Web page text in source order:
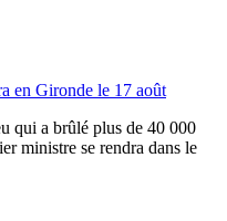
en Gironde le 17 août
qui a brûlé plus de 40 000
ministre se rendra dans le